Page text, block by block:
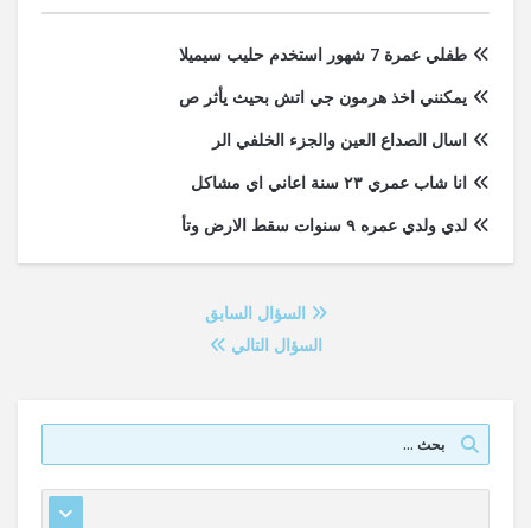
طفلي عمرة 7 شهور استخدم حليب سيميلا
يمكنني اخذ هرمون جي اتش بحيث يأثر ص
اسال الصداع العين والجزء الخلفي الر
انا شاب عمري ٢٣ سنة اعاني اي مشاكل
لدي ولدي عمره ٩ سنوات سقط الارض وتأ
السؤال السابق
السؤال التالي